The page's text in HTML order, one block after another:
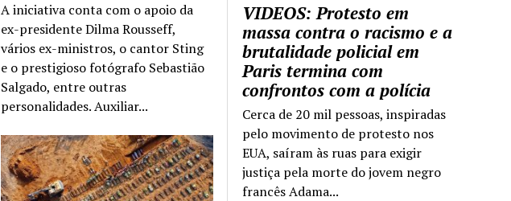
VIDEOS: Protesto em
massa contra o racismo e a
brutalidade policial em
Paris termina com
confrontos com a polícia
Cerca de 20 mil pessoas, inspiradas
pelo movimento de protesto nos
EUA, saíram às ruas para exigir
justiça pela morte do jovem negro
francês Adama...
A iniciativa conta com o apoio da
ex-presidente Dilma Rousseff,
vários ex-ministros, o cantor Sting
e o prestigioso fotógrafo Sebastião
Salgado, entre outras
personalidades. Auxiliar...